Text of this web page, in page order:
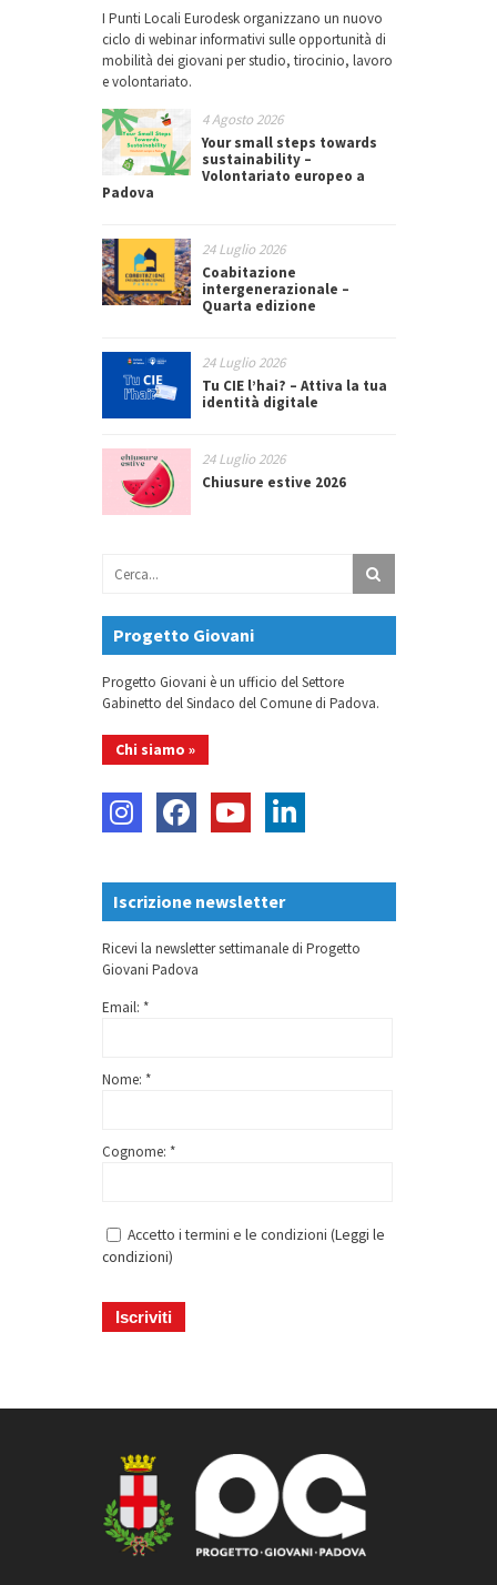
I Punti Locali Eurodesk organizzano un nuovo
ciclo di webinar informativi sulle opportunità di
mobilità dei giovani per studio, tirocinio, lavoro
e volontariato.
4 Agosto 2026
Your small steps towards
sustainability –
Volontariato europeo a
Padova
24 Luglio 2026
Coabitazione
intergenerazionale –
Quarta edizione
24 Luglio 2026
Tu CIE l’hai? – Attiva la tua
identità digitale
24 Luglio 2026
Chiusure estive 2026
Progetto Giovani
Progetto Giovani è un ufficio del Settore
Gabinetto del Sindaco del Comune di Padova.
Chi siamo »
Iscrizione newsletter
Ricevi la newsletter settimanale di Progetto
Giovani Padova
Email: *
Nome: *
Cognome: *
Accetto i termini e le condizioni (Leggi le
condizioni)